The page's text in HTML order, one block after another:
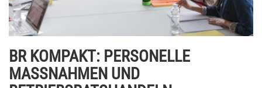
BR KOMPAKT: PERSONELLE
MASSNAHMEN UND